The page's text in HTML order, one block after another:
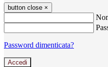
button close ×
Password dimenticata?